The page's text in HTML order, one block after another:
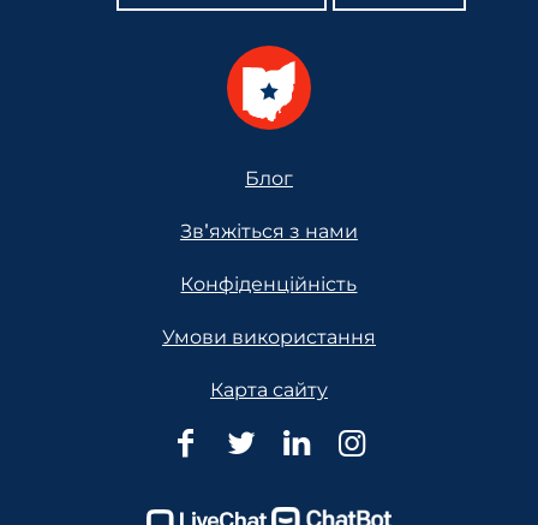
Блог
Зв'яжіться з нами
Конфіденційність
Умови використання
Карта сайту
Юридична
Юридична
Юридична
Юридична